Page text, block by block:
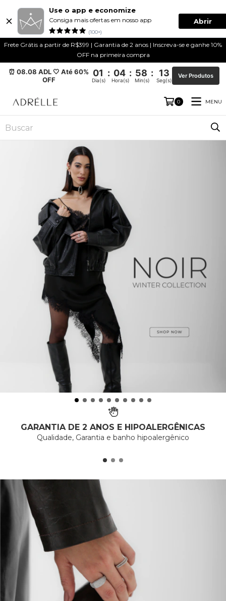
Use o app e economize
Consiga mais ofertas em nosso app
(100+)
Abrir
Frete Grátis a partir de R$399 | Garantia de 2 anos | Inscreva-se e ganhe 10%
OFF na primeira compra
⏰ 08.08 ADL 🤍 Até 60%
OFF
01 : 04 : 58 : 12
Dia(s) Hora(s) Min(s) Seg(s)
Ver Produtos
0 MENU
GARANTIA DE 2 ANOS E HIPOALERGÊNICAS
Qualidade, Garantia e banho hipoalergênico